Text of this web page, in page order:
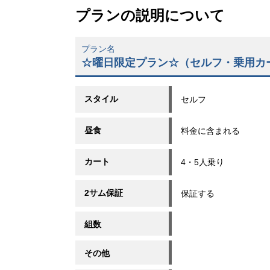
プランの説明について
プラン名
☆曜日限定プラン☆（セルフ・乗用カ
スタイル セルフ
昼食 料金に含まれる
カート 4・5人乗り
2サム保証 保証する
組数
その他